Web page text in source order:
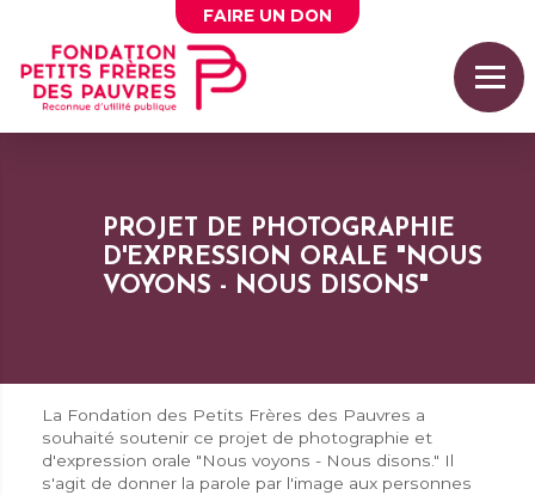
FAIRE UN DON
PROJET DE PHOTOGRAPHIE
D'EXPRESSION ORALE "NOUS
VOYONS - NOUS DISONS"
La Fondation des Petits Frères des Pauvres a
souhaité soutenir ce projet de photographie et
d'expression orale "Nous voyons - Nous disons." Il
s'agit de donner la parole par l'image aux personnes